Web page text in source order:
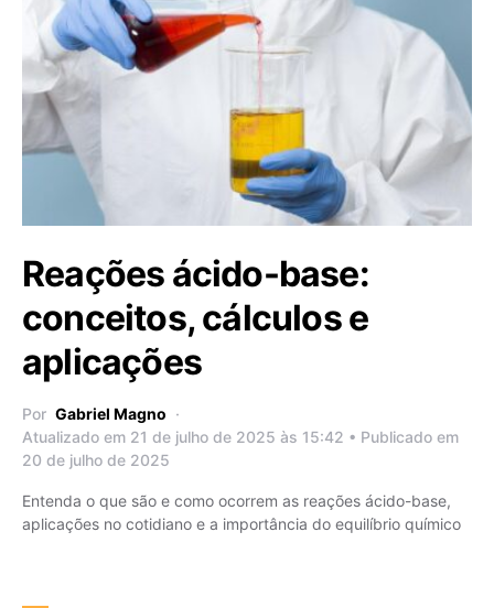
Reações ácido-base:
conceitos, cálculos e
aplicações
Por Gabriel Magno
Atualizado em 21 de julho de 2025 às 15:42 • Publicado em
20 de julho de 2025
Entenda o que são e como ocorrem as reações ácido-base,
aplicações no cotidiano e a importância do equilíbrio químico